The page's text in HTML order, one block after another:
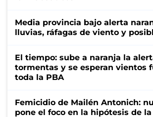
Media provincia bajo alerta
lluvias, ráfagas de viento y
El tiempo: sube a naranja la
tormentas y se esperan vientos
toda la PBA
Femicidio de Mailén Antonich:
pone el foco en la hipótesis de